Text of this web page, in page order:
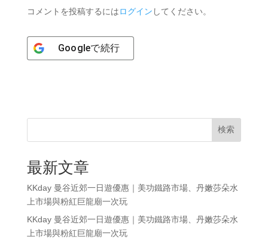
コメントを投稿するにはログイン してください。
Googleで続行
検索
最新文章
KKday 曼谷近郊一日遊優惠｜美功鐵路市場、丹嫩莎朵水
上市場與粉紅巨龍廟一次玩
KKday 曼谷近郊一日遊優惠｜美功鐵路市場、丹嫩莎朵水
上市場與粉紅巨龍廟一次玩